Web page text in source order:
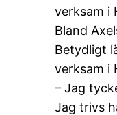
verksam i
Bland
Betydligt
verksam i
– Jag
Jag trivs